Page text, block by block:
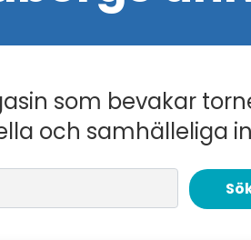
som bevakar
och samhälleliga